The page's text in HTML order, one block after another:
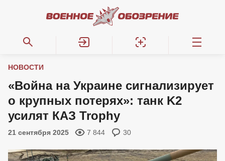
НОВОСТИ
«Война на Украине сигнализирует
о крупных потерях»: танк K2
усилят КАЗ Trophy
21 сентября 2025 7 844 30